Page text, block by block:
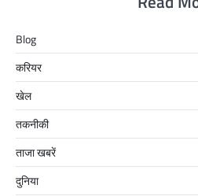
Blog
करियर
खेल
तकनीकी
ताजा खबरें
दुनिया